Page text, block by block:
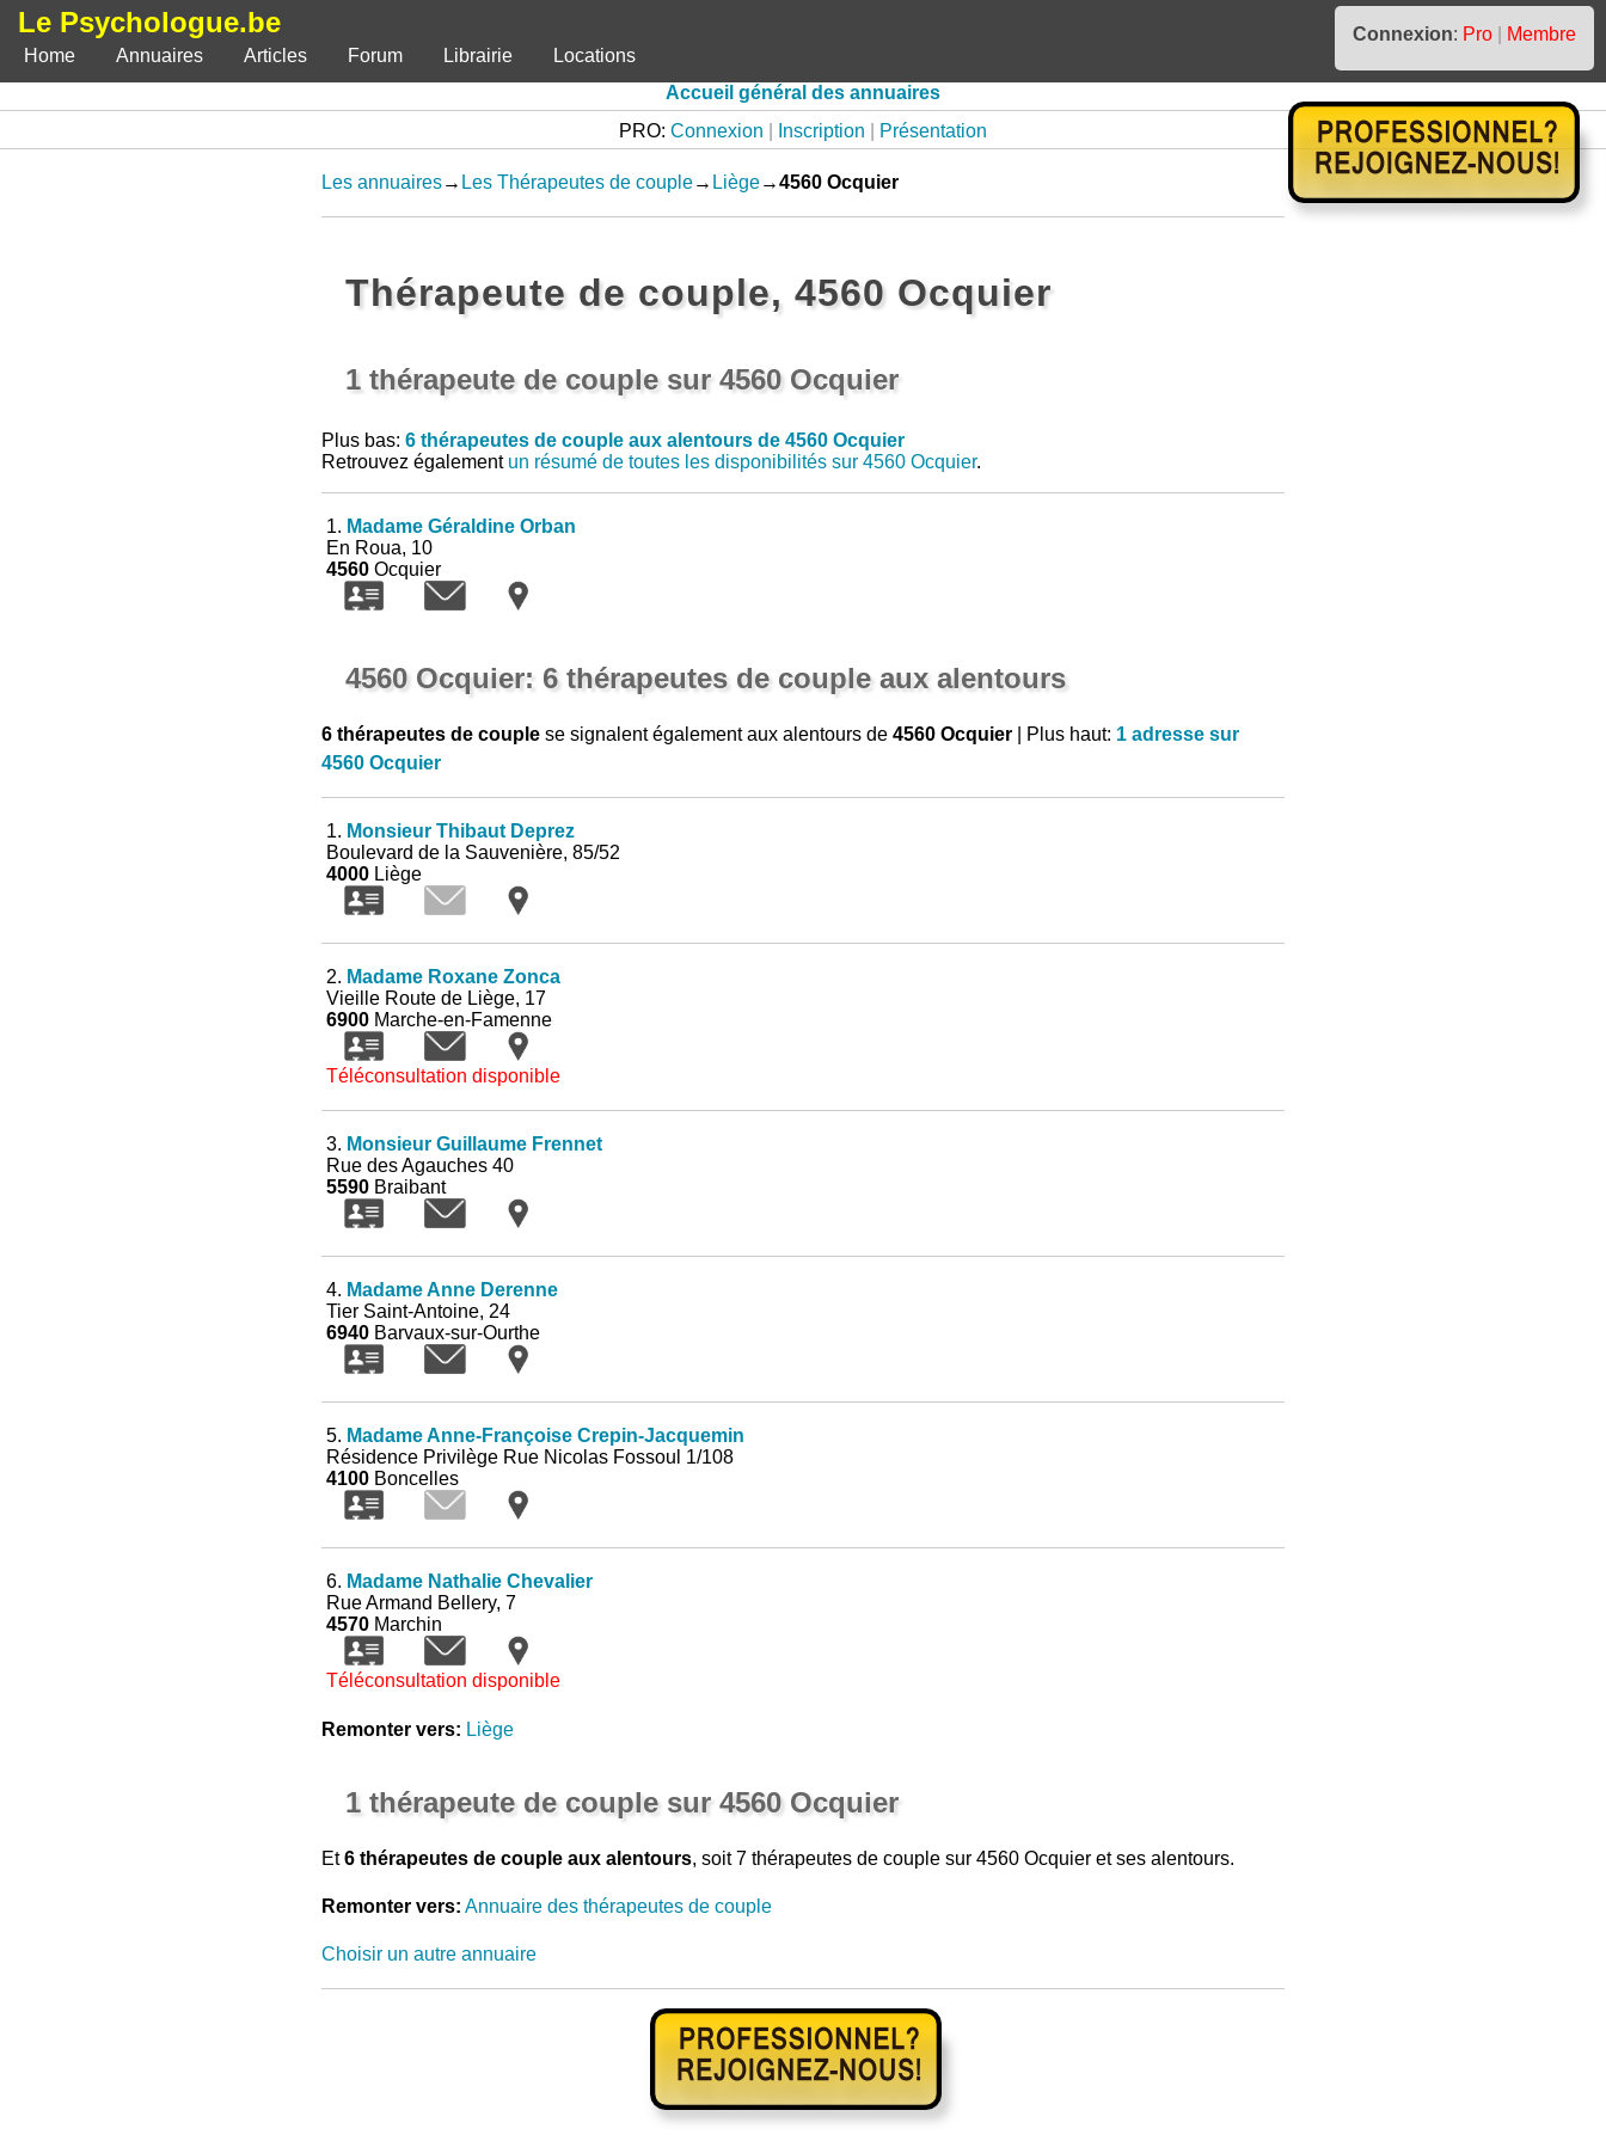
Le Psychologue.be Connexion: Pro
Membre
Home
Annuaires Articles Forum Librairie
Locations
Accueil général des annuaires
PRO: Connexion Inscription Présentation
Les annuaires→ Les Thérapeutes de couple→ Liège→4560 Ocquier
Thérapeute de couple, 4560 Ocquier
1 thérapeute de couple sur 4560 Ocquier
Plus bas: 6 thérapeutes de couple aux alentours de 4560 Ocquier
Retrouvez également un résumé de toutes les disponibilités sur 4560 Ocquier.
1. Madame Géraldine Orban
En Roua, 10
4560Ocquier
4560 Ocquier: 6 thérapeutes de couple aux alentours
6 thérapeutes de couplese signalent également aux alentours de 4560 Ocquier| Plus haut: 1 adresse sur
4560 Ocquier
1. Monsieur Thibaut Deprez
Boulevard de la Sauvenière, 85/52
4000Liège
2. Madame Roxane Zonca
Vieille Route de Liège, 17
6900Marche-en-Famenne
Téléconsultation disponible
3. Monsieur Guillaume Frennet
Rue des Agauches 40
5590Braibant
4. Madame Anne Derenne
Tier Saint-Antoine, 24
6940Barvaux-sur-Ourthe
5. Madame Anne-Françoise Crepin-Jacquemin
Résidence Privilège Rue Nicolas Fossoul 1/108
4100Boncelles
6. Madame Nathalie Chevalier
Rue Armand Bellery, 7
4570Marchin
Téléconsultation disponible
Remonter vers: Liège
1 thérapeute de couple sur 4560 Ocquier
Et6 thérapeutes de couple aux alentours, soit 7 thérapeutes de couple sur 4560 Ocquier et ses alentours.
Remonter vers: Annuaire des thérapeutes de couple
Choisir un autre annuaire